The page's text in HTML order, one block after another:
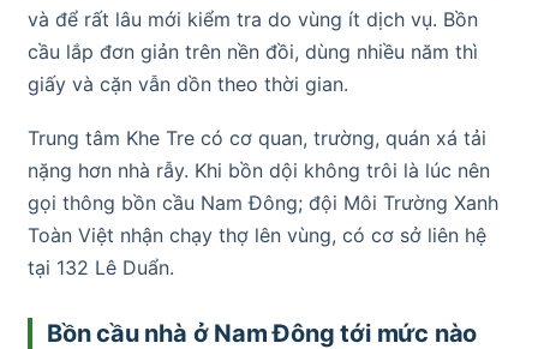
và để rất lâu mới kiểm tra do vùng ít dịch vụ. Bồn
cầu lắp đơn giản trên nền đồi, dùng nhiều năm thì
giấy và cặn vẫn dồn theo thời gian.
Trung tâm Khe Tre có cơ quan, trường, quán xá tải
nặng hơn nhà rẫy. Khi bồn dội không trôi là lúc nên
gọi thông bồn cầu Nam Đông; đội Môi Trường Xanh
Toàn Việt nhận chạy thợ lên vùng, có cơ sở liên hệ
tại 132 Lê Duẩn.
Bồn cầu nhà ở Nam Đông tới mức nào